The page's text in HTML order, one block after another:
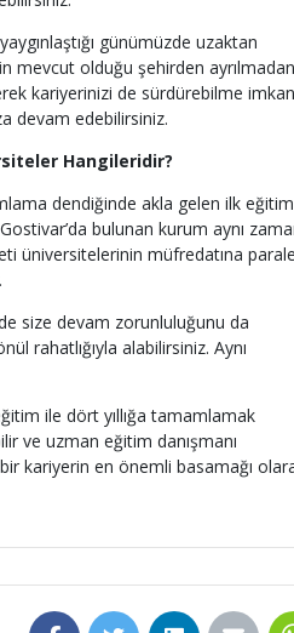
günümüzde uzaktan
mevcut olduğu şehirden ayrılmadan
kariyerinizi de sürdürebilme
devam edebilirsiniz.
Hangileridir?
dendiğinde akla gelen ilk eğitim
bulunan kurum aynı
üniversitelerinin müfredatına
size devam zorunluluğunu da
rahatlığıyla alabilirsiniz. Aynı
ile dört yıllığa tamamlamak
ve uzman eğitim danışmanı
kariyerin en önemli basamağı